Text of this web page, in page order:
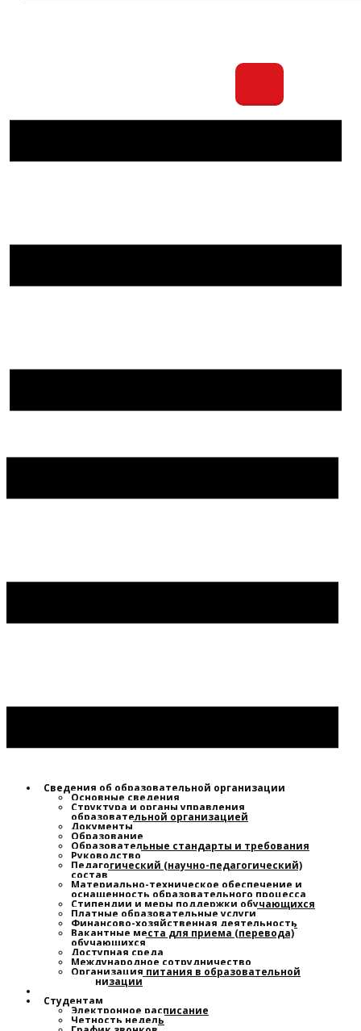
Сведения об образовательной организации
Основные сведения
Структура и органы управления
образовательной организацией
Документы
Образование
Образовательные стандарты и требования
Руководство
Педагогический (научно-педагогический)
состав
Материально-техническое обеспечение и
оснащенность образовательного процесса
Стипендии и меры поддержки обучающихся
Платные образовательные услуги
Финансово-хозяйственная деятельность
Вакантные места для приема (перевода)
обучающихся
Доступная среда
Международное сотрудничество
Организация питания в образовательной
организации
Студентам
Электронное расписание
Четность недель